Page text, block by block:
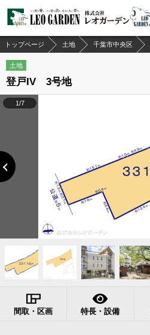
トップページ 土地 千葉市中央区
土地
登戸IV 3号地
1/7
間取・区画 特長・設備